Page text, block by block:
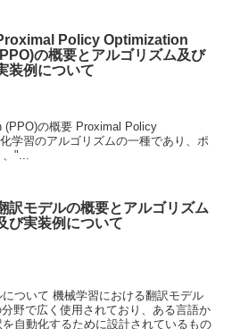
Policy Optimization
の概要とアルゴリズム及び
装例について
(PPO)の概要 Proximal Policy
学習のアルゴリズムの一種であり、ポ
、"...
訳モデルの概要とアルゴリズム
び実装例について
ついて 機械学習における翻訳モデル
野で広く使用されており、ある言語か
自動化するために設計されているもの